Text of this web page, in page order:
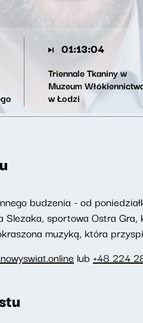
01:13:04
Triennale Tkaniny w
Muzeum
w Łodzi
budzenia - od
Slezaka, sportowa Ostra
muzyką, która
lub +48 224